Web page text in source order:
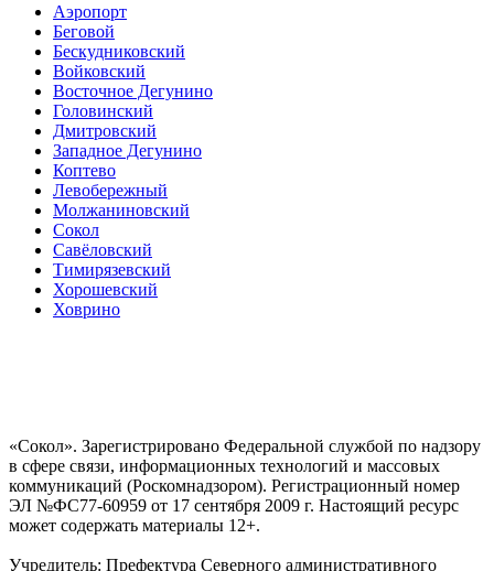
Аэропорт
Беговой
Бескудниковский
Войковский
Восточное Дегунино
Головинский
Дмитровский
Западное Дегунино
Коптево
Левобережный
Молжаниновский
Сокол
Савёловский
Тимирязевский
Хорошевский
Ховрино
«Сокол». Зарегистрировано Федеральной службой по надзору
в сфере связи, информационных технологий и массовых
коммуникаций (Роскомнадзором). Регистрационный номер
ЭЛ №ФС77-60959 от 17 сентября 2009 г. Настоящий ресурс
может содержать материалы 12+.
Учредитель: Префектура Северного административного